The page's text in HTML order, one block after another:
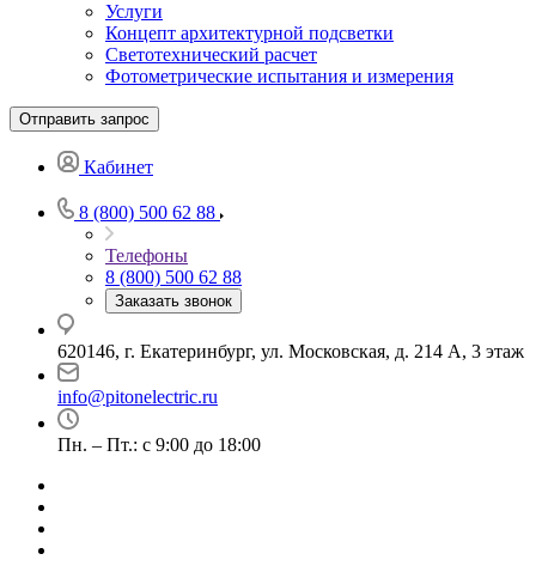
Услуги
Концепт архитектурной подсветки
Светотехнический расчет
Фотометрические испытания и измерения
Отправить запрос
Кабинет
8 (800) 500 62 88
Телефоны
8 (800) 500 62 88
Заказать звонок
620146, г. Екатеринбург, ул. Московская, д. 214 А, 3 этаж
info@pitonelectric.ru
Пн. – Пт.: с 9:00 до 18:00